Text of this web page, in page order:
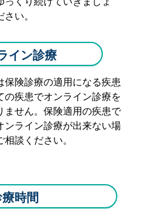
い。
イン診療
保険診療の適用になる疾患
の疾患でオンライン診療を
ません。保険適用の疾患で
ンライン診療が出来ない場
談ください。
時間